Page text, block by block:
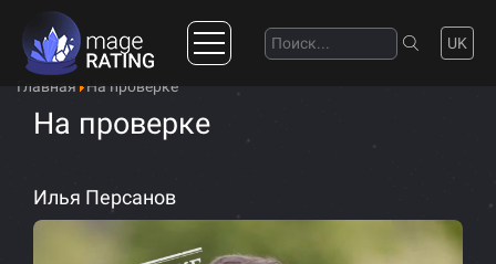
UK
Главная На проверке
На проверке
Илья Персанов